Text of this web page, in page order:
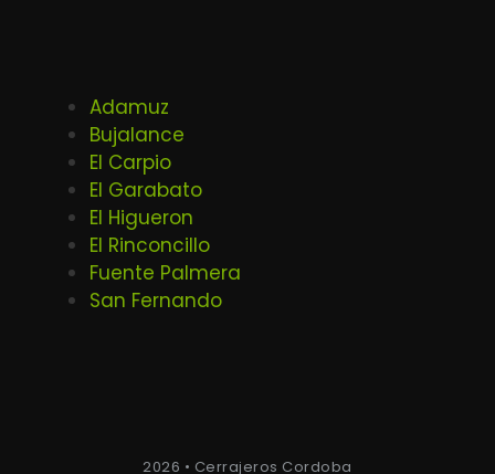
Adamuz
Bujalance
El Carpio
El Garabato
El Higueron
El Rinconcillo
Fuente Palmera
San Fernando
2026 • Cerrajeros Cordoba